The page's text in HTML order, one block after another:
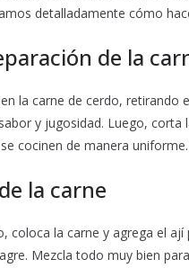
detalladamente cómo
de la
la carne de cerdo, retirando
y jugosidad. Luego,
cocinen de manera uniforme.
la carne
coloca la carne y agrega el
Mezcla todo muy bien